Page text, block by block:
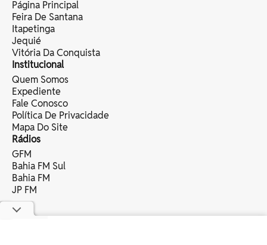
Página Principal
Feira De Santana
Itapetinga
Jequié
Vitória Da Conquista
Institucional
Quem Somos
Expediente
Fale Conosco
Política De Privacidade
Mapa Do Site
Rádios
GFM
Bahia FM Sul
Bahia FM
JP FM